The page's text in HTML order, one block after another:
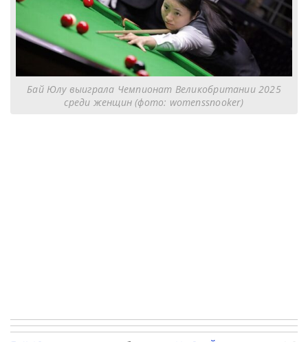
Бай Юлу выиграла Чемпионат Великобритании 2025
среди женщин (фото: womenssnooker)